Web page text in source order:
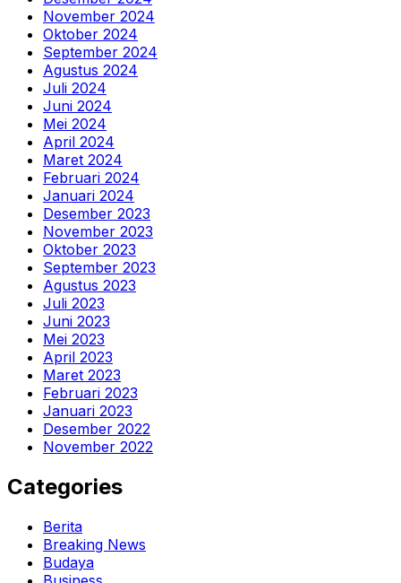
November 2024
Oktober 2024
September 2024
Agustus 2024
Juli 2024
Juni 2024
Mei 2024
April 2024
Maret 2024
Februari 2024
Januari 2024
Desember 2023
November 2023
Oktober 2023
September 2023
Agustus 2023
Juli 2023
Juni 2023
Mei 2023
April 2023
Maret 2023
Februari 2023
Januari 2023
Desember 2022
November 2022
Categories
Berita
Breaking News
Budaya